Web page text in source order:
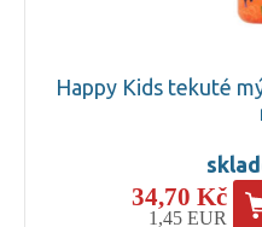
Happy Kids tekuté
34,70 Kč
1,45 EUR